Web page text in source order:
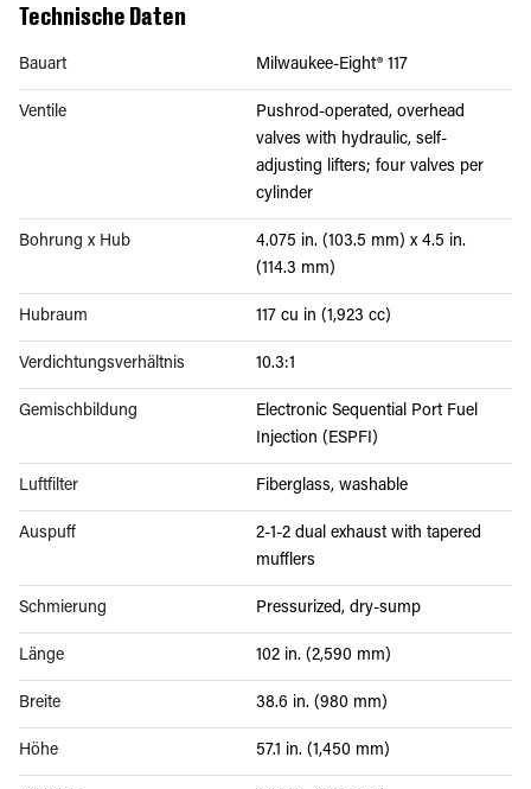
Technische Daten
Bauart Milwaukee-Eight® 117
Ventile
Pushrod-operated, overhead
valves with hydraulic, self-
adjusting lifters; four valves per
cylinder
Bohrung x Hub
4.075 in. (103.5 mm) x 4.5 in.
(114.3 mm)
Hubraum 117 cu in (1,923 cc)
Verdichtungsverhältnis 10.3:1
Gemischbildung
Electronic Sequential Port Fuel
Injection (ESPFI)
Luftfilter Fiberglass, washable
Auspuff
2-1-2 dual exhaust with tapered
mufflers
Schmierung Pressurized, dry-sump
Länge 102 in. (2,590 mm)
Breite 38.6 in. (980 mm)
Höhe 57.1 in. (1,450 mm)